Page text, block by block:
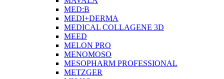
MED:B
MEDI+DERMA
MEDICAL COLLAGENE 3D
MEED
MELON PRO
MENOMOSO
MESOPHARM PROFESSIONAL
METZGER